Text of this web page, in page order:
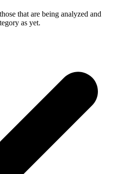
that are being analyzed and
as yet.